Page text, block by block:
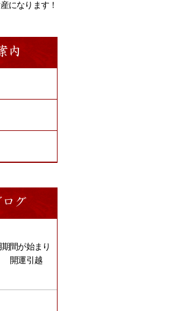
になります！
内
グ
間が始まり
運引越